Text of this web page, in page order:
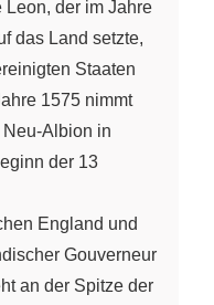
Leon, der im Jahre
das Land setzte,
Staaten
1575 nimmt
Albion in
der 13
England und
Gouverneur
an der Spitze der